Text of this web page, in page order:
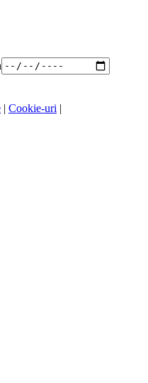
| Cookie-uri |